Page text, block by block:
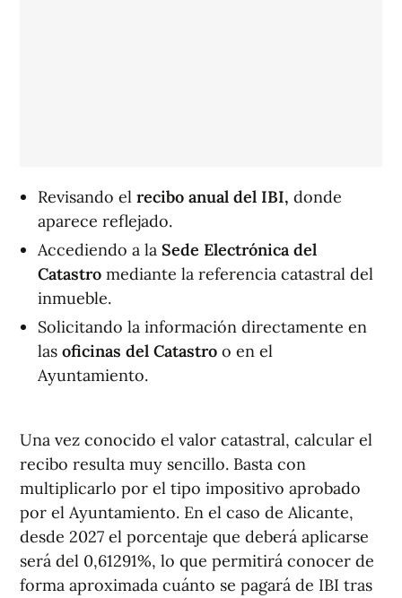
Revisando el recibo anual del IBI, donde
aparece reflejado.
Accediendo a la Sede Electrónica del
Catastro mediante la referencia catastral del
inmueble.
Solicitando la información directamente en
las oficinas del Catastro o en el
Ayuntamiento.
Una vez conocido el valor catastral, calcular el
recibo resulta muy sencillo. Basta con
multiplicarlo por el tipo impositivo aprobado
por el Ayuntamiento. En el caso de Alicante,
desde 2027 el porcentaje que deberá aplicarse
será del 0,61291%, lo que permitirá conocer de
forma aproximada cuánto se pagará de IBI tras